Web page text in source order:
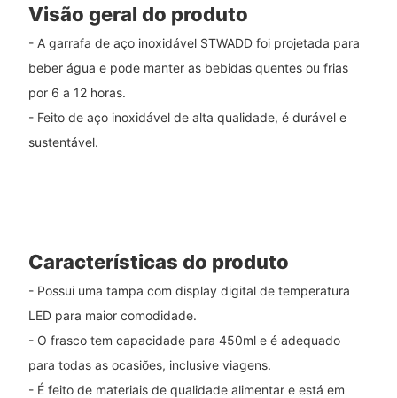
Visão geral do produto
- A garrafa de aço inoxidável STWADD foi projetada para
beber água e pode manter as bebidas quentes ou frias
por 6 a 12 horas.
- Feito de aço inoxidável de alta qualidade, é durável e
sustentável.
Características do produto
- Possui uma tampa com display digital de temperatura
LED para maior comodidade.
- O frasco tem capacidade para 450ml e é adequado
para todas as ocasiões, inclusive viagens.
- É feito de materiais de qualidade alimentar e está em